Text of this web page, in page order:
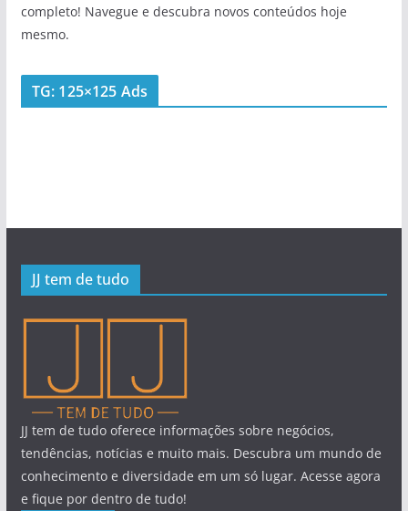
completo! Navegue e descubra novos conteúdos hoje
mesmo.
TG: 125×125 Ads
JJ tem de tudo
JJ tem de tudo oferece informações sobre negócios,
tendências, notícias e muito mais. Descubra um mundo de
conhecimento e diversidade em um só lugar. Acesse agora
e fique por dentro de tudo!